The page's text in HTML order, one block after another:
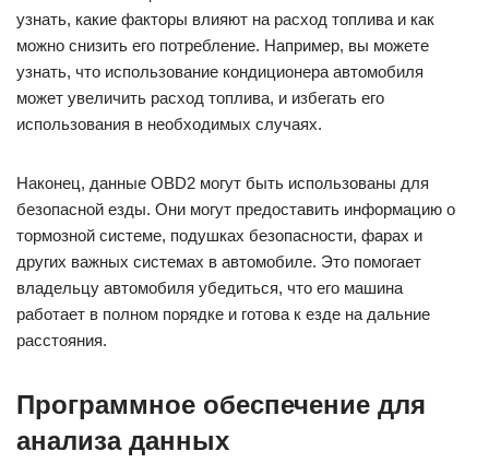
узнать, какие факторы влияют на расход топлива и как
можно снизить его потребление. Например, вы можете
узнать, что использование кондиционера автомобиля
может увеличить расход топлива, и избегать его
использования в необходимых случаях.
Наконец, данные OBD2 могут быть использованы для
безопасной езды. Они могут предоставить информацию о
тормозной системе, подушках безопасности, фарах и
других важных системах в автомобиле. Это помогает
владельцу автомобиля убедиться, что его машина
работает в полном порядке и готова к езде на дальние
расстояния.
Программное обеспечение для
анализа данных